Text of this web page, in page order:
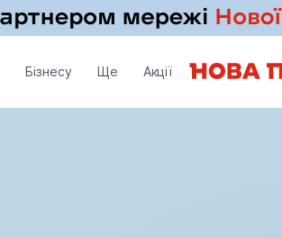
Бізнесу Ще Акції